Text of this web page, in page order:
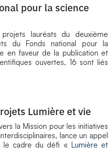
pour la science
lauréats du deuxième
du Fonds national pour la
en faveur de la publication et
ouvertes, 16 sont liés
Lumière et vie
la Mission pour les initiatives
lance un appel
le cadre du défi « Lumière et